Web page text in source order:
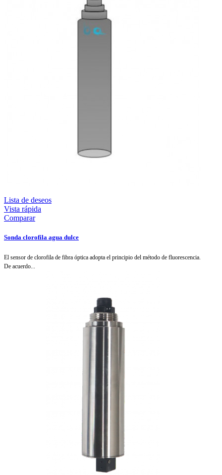
Lista de deseos
Vista rápida
Comparar
Sonda clorofila agua dulce
El sensor de clorofila de fibra óptica adopta el principio del método de fluorescencia.
De acuerdo...